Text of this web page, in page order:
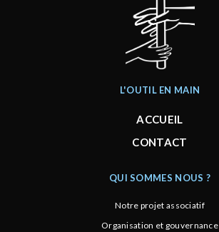
L'OUTIL EN MAIN
ACCUEIL
CONTACT
QUI SOMMES NOUS ?
Notre projet associatif
Organisation et gouvernance